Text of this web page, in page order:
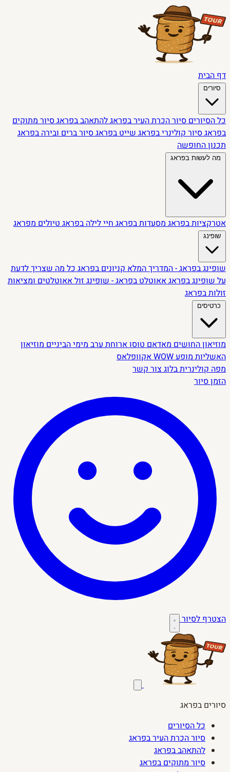
דף הבית
סיורים
כל הסיוריםסיור הכרת העיר בפראגלהתאהב בפראגסיור מתוקים
בפראגסיור קולינרי בפראגשייט בפראגסיור ברים ובירה בפראג
תכנון החופשה
מה לעשות בפראג
אטרקציות בפראגמסעדות בפראגחיי לילה בפראגטיולים מפראג
שופינג
שופינג בפראג - המדריך המלאקניונים בפראגכל מה שצריך לדעת
על שופינג בפראגאאוטלט בפראג - שופינג זולאאוטלטים ומציאות
זולות בפראג
כרטיסים
מוזיאון החושיםמאדאם טוסוארוחת ערב מימי הבינייםמוזיאון
האשליותמופע WOW
אקוופלאס
מפה קולינריתבלוגצור קשר
הזמן סיור
הצטרף לסיור
סיורים בפראג
כל הסיורים
סיור הכרת העיר בפראג
להתאהב בפראג
סיור מתוקים בפראג